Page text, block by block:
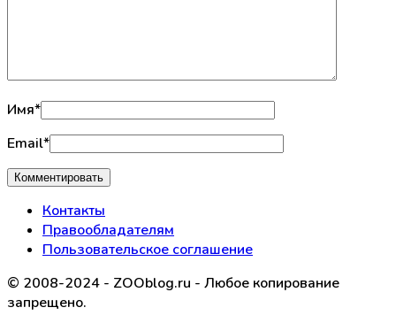
Имя*
Email*
Контакты
Правообладателям
Пользовательское соглашение
© 2008-2024 - ZOOblog.ru - Любое копирование
запрещено.